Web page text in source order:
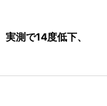
測で14度低下、